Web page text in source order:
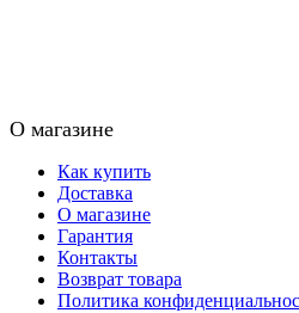
О магазине
Как купить
Доставка
О магазине
Гарантия
Контакты
Возврат товара
Политика